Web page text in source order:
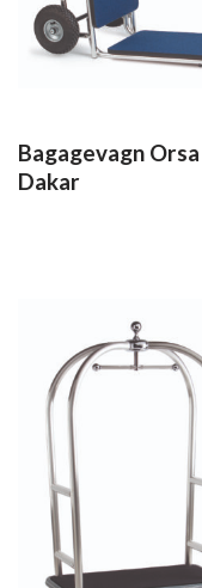
Bagagevagn Orsa
Dakar